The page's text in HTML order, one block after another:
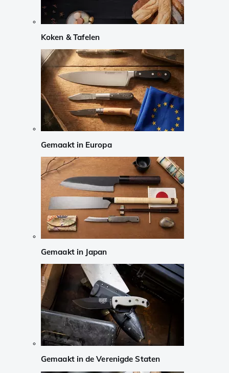
Koken & Tafelen
Gemaakt in Europa
Gemaakt in Japan
Gemaakt in de Verenigde Staten